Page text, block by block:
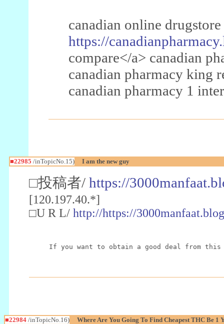
canadian online
https://
compare</a> canadian
canadian pharmacy king
canadian pharmacy 1
■22985 /inTopicNo.15) I am the new guy
□投稿者/ https://
[120.197.40.*]
□U R L/ http://https://
If you want to obtain a good deal from this
■22984 /inTopicNo.16) Where Are You Going To Find Cheapest THC Be 1